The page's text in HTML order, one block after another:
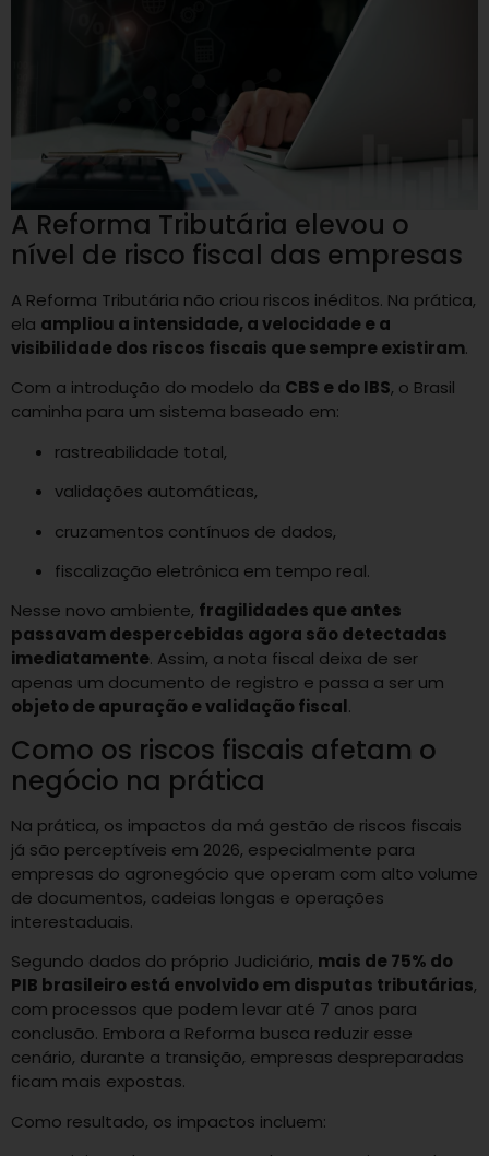
A Reforma Tributária elevou o
nível de risco fiscal das empresas
A Reforma Tributária não criou riscos inéditos. Na prática,
ela ampliou a intensidade, a velocidade e a
visibilidade dos riscos fiscais que sempre existiram.
Com a introdução do modelo da CBS e do IBS, o Brasil
caminha para um sistema baseado em:
rastreabilidade total,
validações automáticas,
cruzamentos contínuos de dados,
fiscalização eletrônica em tempo real.
Nesse novo ambiente, fragilidades que antes
passavam despercebidas agora são detectadas
imediatamente. Assim, a nota fiscal deixa de ser
apenas um documento de registro e passa a ser um
objeto de apuração e validação fiscal.
Como os riscos fiscais afetam o
negócio na prática
Na prática, os impactos da má gestão de riscos fiscais
já são perceptíveis em 2026, especialmente para
empresas do agronegócio que operam com alto volume
de documentos, cadeias longas e operações
interestaduais.
Segundo dados do próprio Judiciário, mais de 75% do
PIB brasileiro está envolvido em disputas tributárias,
com processos que podem levar até 7 anos para
conclusão. Embora a Reforma busca reduzir esse
cenário, durante a transição, empresas despreparadas
ficam mais expostas.
Como resultado, os impactos incluem: